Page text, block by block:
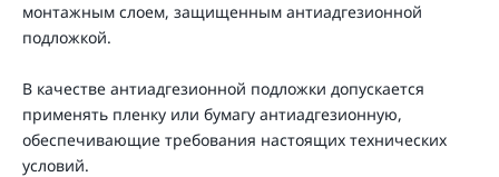
монтажным слоем, защищенным антиадгезионной
подложкой.
В качестве антиадгезионной подложки допускается
применять пленку или бумагу антиадгезионную,
обеспечивающие требования настоящих технических
условий.